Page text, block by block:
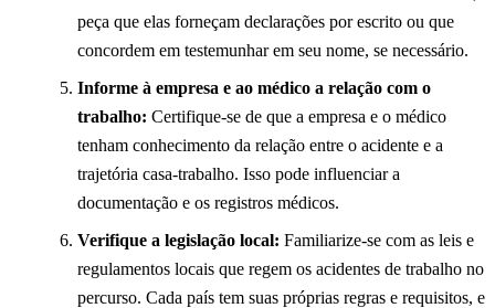
peça que elas forneçam declarações por escrito ou que
concordem em testemunhar em seu nome, se necessário.
Informe à empresa e ao médico a relação com o
trabalho: Certifique-se de que a empresa e o médico
tenham conhecimento da relação entre o acidente e a
trajetória casa-trabalho. Isso pode influenciar a
documentação e os registros médicos.
Verifique a legislação local: Familiarize-se com as leis e
regulamentos locais que regem os acidentes de trabalho no
percurso. Cada país tem suas próprias regras e requisitos, e